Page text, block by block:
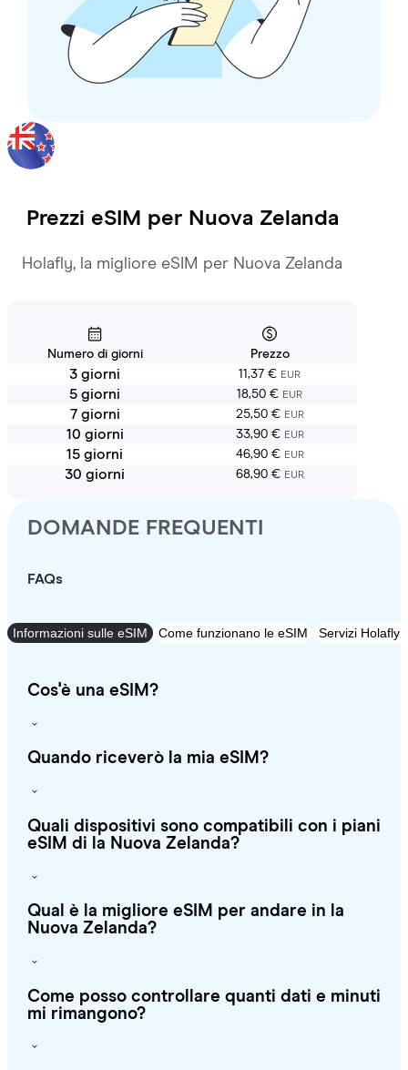
Prezzi eSIM per Nuova Zelanda
Holafly, la migliore eSIM per Nuova Zelanda
Numero di giorni Prezzo
3 giorni 11,37 € EUR
5 giorni 18,50 € EUR
7 giorni 25,50 € EUR
10 giorni 33,90 € EUR
15 giorni 46,90 € EUR
30 giorni 68,90 € EUR
DOMANDE FREQUENTI
FAQs
Informazioni sulle eSIM Come funzionano le eSIM Servizi Holafly
Cos'è una eSIM?
Quando riceverò la mia eSIM?
Quali dispositivi sono compatibili con i piani
eSIM di la Nuova Zelanda?
Qual è la migliore eSIM per andare in la
Nuova Zelanda?
Come posso controllare quanti dati e minuti
mi rimangono?